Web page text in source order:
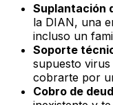
Suplantación
la DIAN, una
incluso un
Soporte
supuesto
cobrarte por
Cobro de